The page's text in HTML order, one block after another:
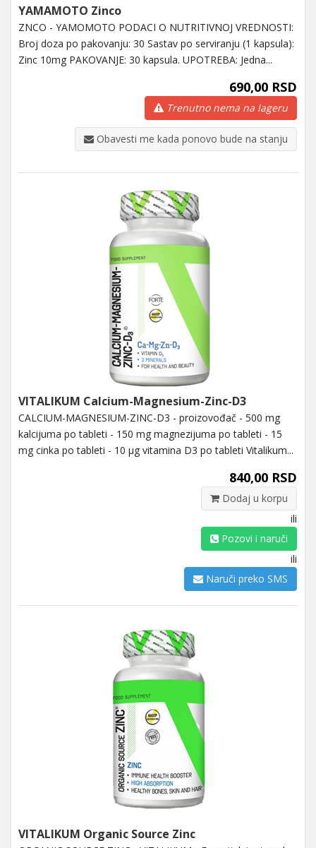
YAMAMOTO Zinco
ZNCO - YAMOMOTO PODACI O NUTRITIVNOJ VREDNOSTI:
Broj doza po pakovanju: 30 Sastav po serviranju (1 kapsula):
Zinc 10mg PAKOVANJE: 30 kapsula. UPOTREBA: Jedna...
690,00 RSD
Trenutno nema na lageru
Obavesti me kada ponovo bude na stanju
VITALIKUM Calcium-Magnesium-Zinc-D3
CALCIUM-MAGNESIUM-ZINC-D3 - proizovođač - 500 mg
kalcijuma po tableti - 150 mg magnezijuma po tableti - 15
mg cinka po tableti - 10 μg vitamina D3 po tableti Vitalikum...
840,00 RSD
Dodaj u korpu
ili
Pozovi i naruči
ili
Naruči preko SMS
VITALIKUM Organic Source Zinc